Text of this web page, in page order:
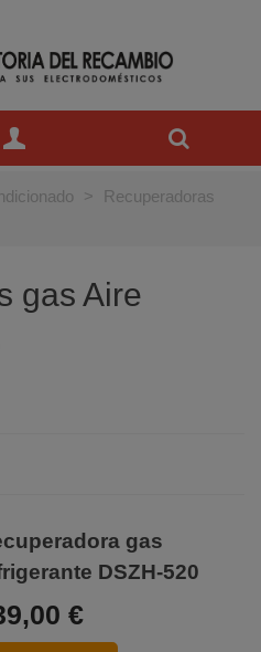
>
Recuperadoras
gas Aire
gas
DSZH-520
€